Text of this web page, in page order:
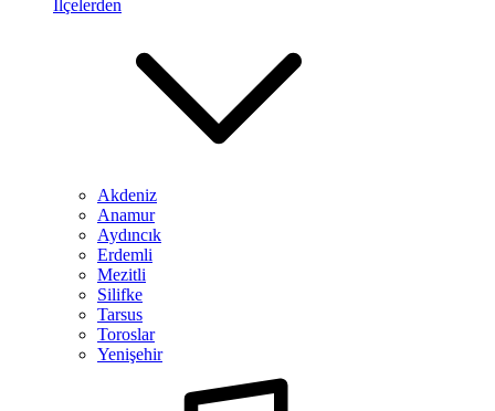
İlçelerden
Akdeniz
Anamur
Aydıncık
Erdemli
Mezitli
Silifke
Tarsus
Toroslar
Yenişehir